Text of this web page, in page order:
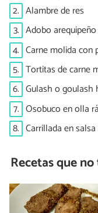
2. Alambre de res
3. Adobo arequipeño
4. Carne molida con
5. Tortitas de carne
6. Gulash o goulash
7. Osobuco en olla
8. Carrillada en salsa
Recetas que